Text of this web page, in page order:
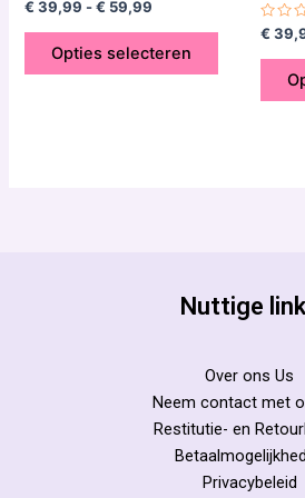
Gewaardeerd
uit
€ 39,99 - € 59,99
Opties selecteren
uit
€
Nuttige
Over ons Us
Neem contact met
Restitutie- en
Privacybeleid